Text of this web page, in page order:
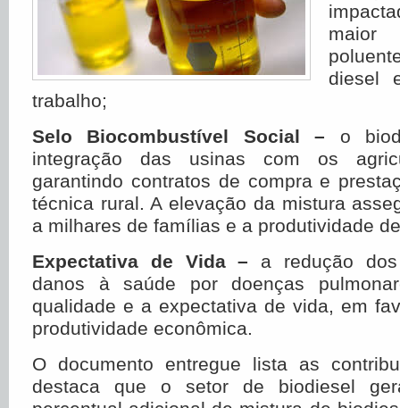
diesel
trabalho;
Selo Biocombustível Social –
o
integração das usinas com os
garantindo contratos de compra e
técnica rural. A elevação da mistura
a milhares de famílias e a produtividade
Expectativa de Vida – a redução
danos à saúde por doenças
qualidade e a expectativa de vida, em
produtividade econômica.
O documento entregue lista as
destaca que o setor de biodiesel